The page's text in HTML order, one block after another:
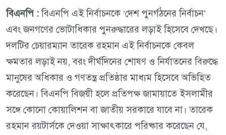
বিএনপি :বিএনপি এই নির্বাচনকে ‘দেশ পুনর্গঠনের নির্বাচন’
এবং জনগণের ভোটাধিকার পুনরুদ্ধারের লড়াই হিসেবে দেখছে।
দলটির চেয়ারম্যান তারেক রহমান এই নির্বাচনকে কেবল
ক্ষমতার লড়াই নয়, বরং দীর্ঘদিনের শোষণ ও নির্যাতনের বিরুদ্ধে
মানুষের অধিকার ও গণতন্ত্র প্রতিষ্ঠার মাধ্যম হিসেবে অভিহিত
করেছেন। বিএনপি বিজয়ী হলে প্রতিপক্ষ জামায়াতে ইসলামীর
সঙ্গে কোনো কোয়ালিশন বা জাতীয় সরকারে যাবে না। তারেক
রহমান রয়টার্সকে দেওয়া সাক্ষাৎকারে পরিষ্কার করেছেন যে,